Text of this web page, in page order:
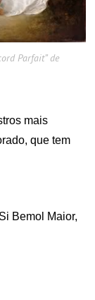
Parfait” de
mais
que tem
Bemol Maior,